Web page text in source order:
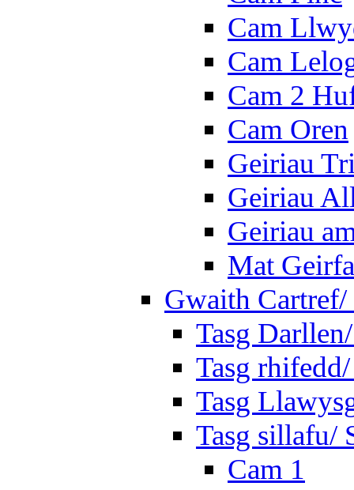
Cam
Cam
Cam 2
Cam Oren
Geiriau
Geiriau
Geiriau
Mat
Gwaith
Tasg
Tasg
Tasg
Tasg sillafu/
Cam 1